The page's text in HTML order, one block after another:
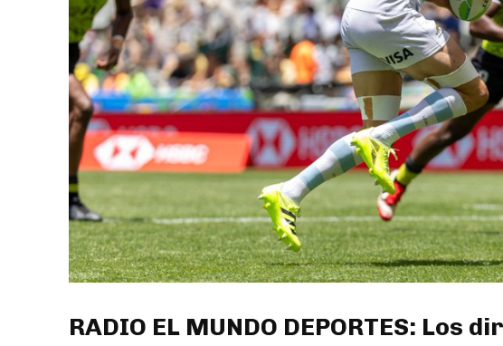
RADIO EL MUNDO DEPORTES: Los